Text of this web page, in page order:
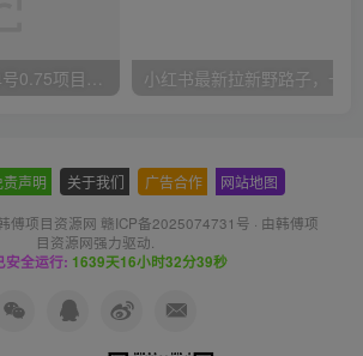
责声明 关于我们 广告合作 网站地图
傅项目资源网 赣ICP备2025074731号 · 由韩傅项
目资源网强力驱动.
安全运行: 1639天16小时32分39秒